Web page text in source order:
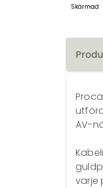
Skärmad
AV-
varje